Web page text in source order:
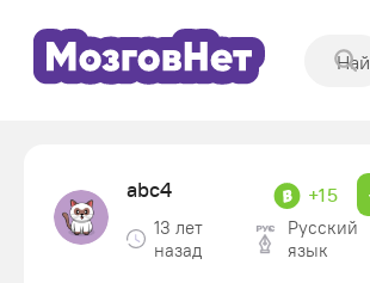
abc4 +15
13 лет
назад
Русский
язык